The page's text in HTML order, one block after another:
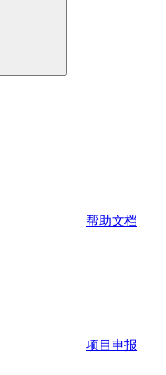
帮助文档
项目申报